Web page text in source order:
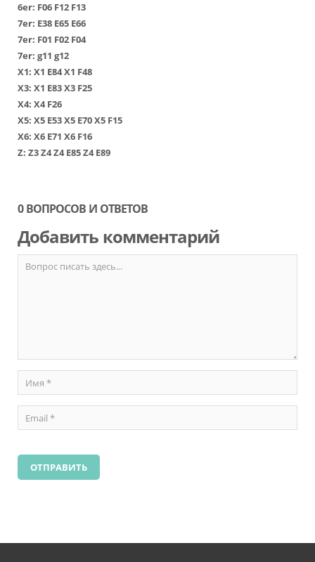
6er: F06 F12 F13
7er: Е38 Е65 Е66
7er: F01 F02 F04
7er: g11 g12
Х1: Х1 Е84Х1 F48
Х3: Х1 Е83Х3 F25
Х4: Х4 F26
Х5: Х5 Е53Х5 Е70Х5 F15
Х6: Х6 Е71 Х6 F16
Z: Z3Z4Z4 E85Z4 E89
0 ВОПРОСОВ И ОТВЕТОВ
Добавить комментарий